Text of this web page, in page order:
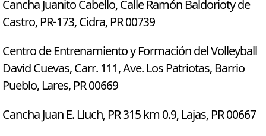
Cancha Juanito Cabello, Calle Ramón Baldorioty de
Castro, PR-173, Cidra, PR 00739
Centro de Entrenamiento y Formación del Volleyball
David Cuevas, Carr. 111, Ave. Los Patriotas, Barrio
Pueblo, Lares, PR 00669
Cancha Juan E. Lluch, PR 315 km 0.9, Lajas, PR 00667